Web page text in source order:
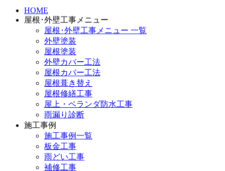
HOME
屋根･外壁工事メニュー
屋根･外壁工事メニュー 一覧
外壁塗装
屋根塗装
外壁カバー工法
屋根カバー工法
屋根葺き替え
屋根修繕工事
屋上・ベランダ防水工事
雨漏り診断
施工事例
施工事例一覧
板金工事
雨どい工事
補修工事